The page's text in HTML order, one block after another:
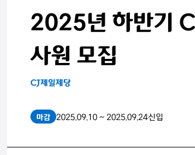
2025년 하반기
사원 모집
CJ제일제당
마감 2025.09.10 ~ 2025.09.24신입